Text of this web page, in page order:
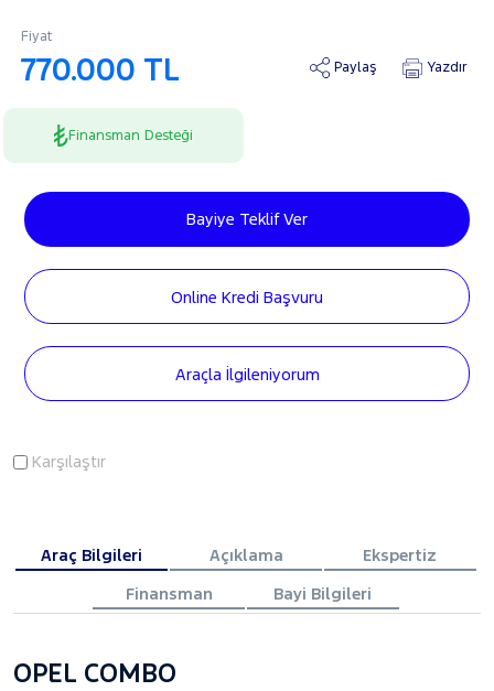
Fiyat
770.000 TL Paylaş Yazdır
Finansman Desteği
Bayiye Teklif Ver
Online Kredi Başvuru
Araçla İlgileniyorum
Karşılaştır
Araç Bilgileri Açıklama
Ekspertiz
Finansman
Bayi Bilgileri
OPEL COMBO